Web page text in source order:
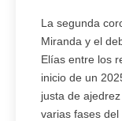
La segunda
Miranda y el
Elías entre los
inicio de un
justa de
varias fases del